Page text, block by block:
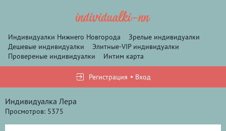
Индивидуалки Нижнего Новгорода
Зрелые индивидуалки
Дешевые индивидуалки
Элитные-VIP индивидуалки
Провереные индивидуалки
Интим карта
Регистрация Вход
Индивидуалка Лера
Просмотров: 5375